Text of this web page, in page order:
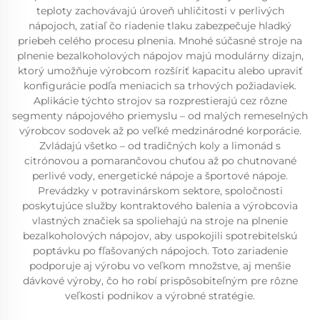
teploty zachovávajú úroveň uhličitosti v perlivých
nápojoch, zatiaľ čo riadenie tlaku zabezpečuje hladký
priebeh celého procesu plnenia. Mnohé súčasné stroje na
plnenie bezalkoholových nápojov majú modulárny dizajn,
ktorý umožňuje výrobcom rozšíriť kapacitu alebo upraviť
konfigurácie podľa meniacich sa trhových požiadaviek.
Aplikácie týchto strojov sa rozprestierajú cez rôzne
segmenty nápojového priemyslu – od malých remeselných
výrobcov sodovek až po veľké medzinárodné korporácie.
Zvládajú všetko – od tradičných koly a limonád s
citrónovou a pomarančovou chuťou až po chutnované
perlivé vody, energetické nápoje a športové nápoje.
Prevádzky v potravinárskom sektore, spoločnosti
poskytujúce služby kontraktového balenia a výrobcovia
vlastných značiek sa spoliehajú na stroje na plnenie
bezalkoholových nápojov, aby uspokojili spotrebitelskú
poptávku po fľašovaných nápojoch. Toto zariadenie
podporuje aj výrobu vo veľkom množstve, aj menšie
dávkové výroby, čo ho robí prispôsobiteľným pre rôzne
veľkosti podnikov a výrobné stratégie.